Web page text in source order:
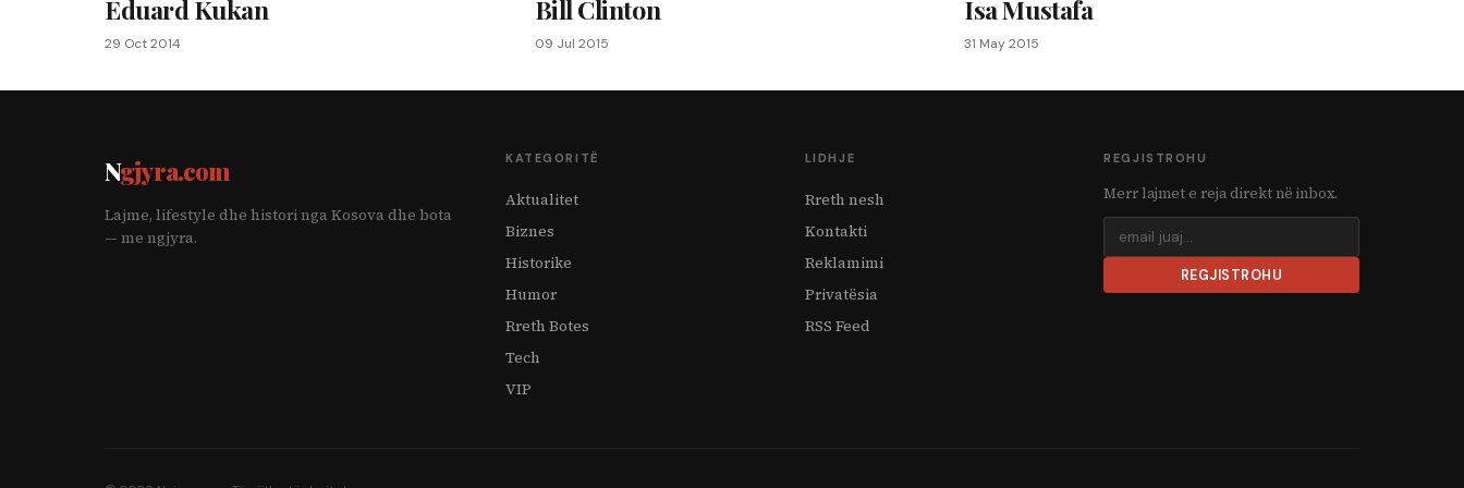
Eduard Kukan
29 Oct 2014
Bill Clinton
09 Jul 2015
Isa Mustafa
31 May 2015
Ngjyra.com
Lajme, lifestyle dhe histori nga Kosova dhe bota
— me ngjyra.
KATEGORITË
Aktualitet
Biznes
Historike
Humor
Rreth Botes
Tech
VIP
LIDHJE
Rreth nesh
Kontakti
Reklamimi
Privatësia
RSS Feed
REGJISTROHU
Merr lajmet e reja direkt në inbox.
REGJISTROHU